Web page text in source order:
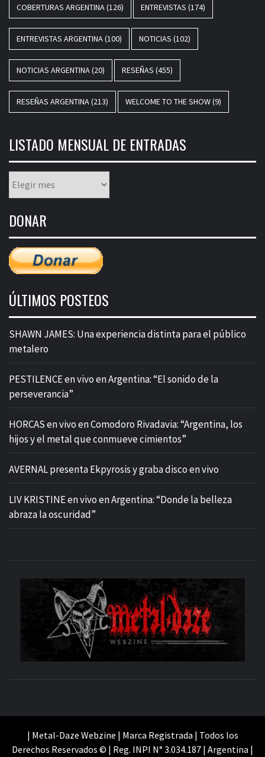
COBERTURAS ARGENTINA (126) ENTREVISTAS (174)
ENTREVISTAS ARGENTINA (100) NOTICIAS (102)
NOTICIAS ARGENTINA (20) RESEÑAS (455)
RESEÑAS ARGENTINA (213) WELCOME TO THE SHOW(9)
LISTADO MENSUAL DE ENTRADAS
mensual
entradas
DONAR
ÚLTIMOS POSTEOS
SHAWN JAMES: Una experiencia distinta para el público
metalero
PESTILENCE en vivo en Argentina: “El sonido de la
perseverancia”
HORCAS en vivo en Comodoro Rivadavia: “Argentina, los
hijos y el metal que conmueve cimientos”
AVERNAL presenta Ekpyrosis y graba disco en vivo
LIV KRISTINE en vivo en Argentina: “Donde la belleza
abraza la oscuridad”
| Metal-Daze Webzine | Marca Registrada | Todos los
Derechos Reservados © | Reg. INPI N° 3.034.187 | Argentina |